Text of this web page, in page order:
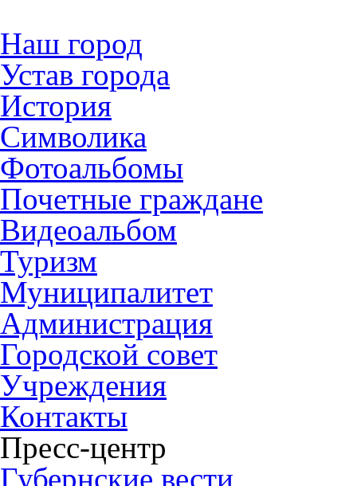
Наш город
Устав города
История
Символика
Фотоальбомы
Почетные граждане
Видеоальбом
Туризм
Муниципалитет
Администрация
Городской совет
Учреждения
Контакты
Пресс-центр
Губернские вести